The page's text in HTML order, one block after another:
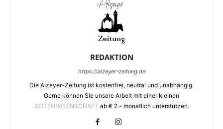
REDAKTION
https://alzeyer-zeitung.de
Die Alzeyer-Zeitung ist kostenfrei, neutral und unabhängig.
Gerne können Sie unsere Arbeit mit einer kleinen
SEITENPATENSCHAFT ab € 2.- monatlich unterstützen.